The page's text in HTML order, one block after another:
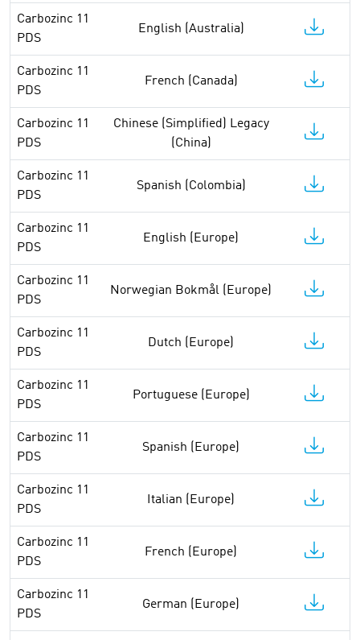
Carbozinc 11
PDS
English (Australia)
Carbozinc 11
PDS
French (Canada)
Carbozinc 11
PDS
Chinese (Simplified) Legacy
(China)
Carbozinc 11
PDS
Spanish (Colombia)
Carbozinc 11
PDS
English (Europe)
Carbozinc 11
PDS
Norwegian Bokmål (Europe)
Carbozinc 11
PDS
Dutch (Europe)
Carbozinc 11
PDS
Portuguese (Europe)
Carbozinc 11
PDS
Spanish (Europe)
Carbozinc 11
PDS
Italian (Europe)
Carbozinc 11
PDS
French (Europe)
Carbozinc 11
PDS
German (Europe)